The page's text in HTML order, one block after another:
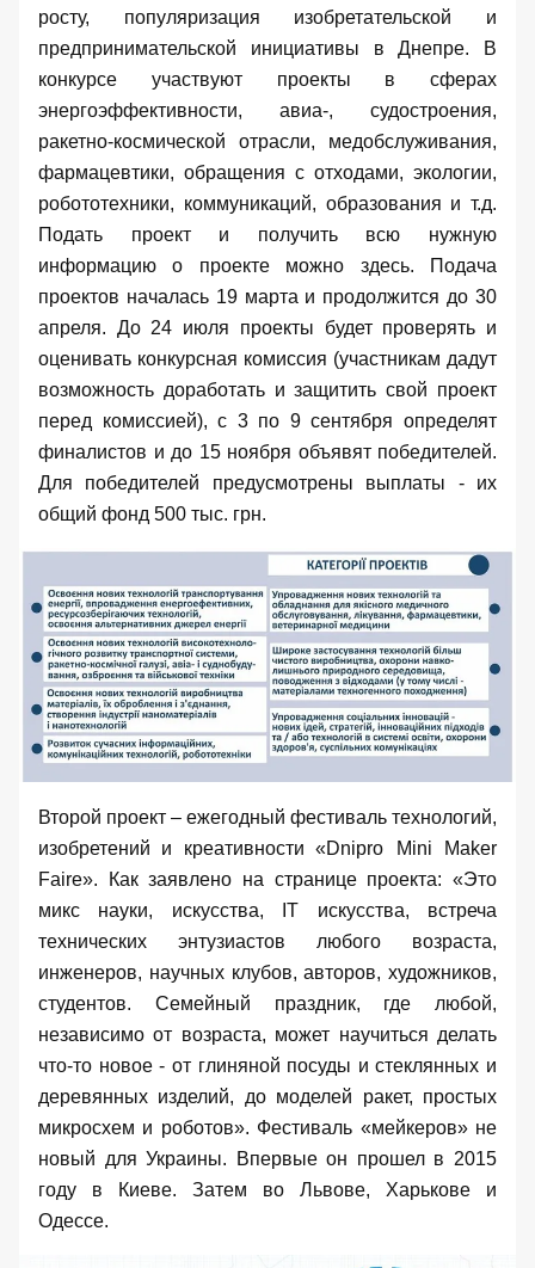
росту, популяризация изобретательской и
предпринимательской инициативы в Днепре.
В
конкурсе участвуютпроекты в сферах
энергоэффективности, авиа-, судостроения,
ракетно-космической отрасли, медобслуживания,
фармацевтики, обращения с отходами, экологии,
робототехники, коммуникаций, образования и т.д.
Подать проект и получить всю нужную
информацию о проекте можно здесь. Подача
проектов началась 19 марта и продолжится до 30
апреля. До 24 июля проекты будет проверять и
оценивать конкурсная комиссия (участникам дадут
возможность доработать и защитить свой проект
перед комиссией), с 3 по 9 сентября определят
финалистов и до 15 ноября объявят победителей.
Для победителей предусмотрены выплаты - их
общий фонд 500 тыс. грн.
Второй проект – ежегодный фестиваль технологий,
изобретений и креативности«Dnipro Mini
Maker
Faire». Как заявлено на странице проекта: «Это
микс науки, искусства, IT искусства, встреча
технических энтузиастов любого возраста,
инженеров, научных клубов, авторов, художников,
студентов. Семейный праздник, где любой,
независимо от возраста, может научиться делать
что-то новое - от глиняной посуды и стеклянных и
деревянных изделий, до моделей ракет, простых
микросхем и роботов». Фестиваль «мейкеров» не
новый для Украины. Впервые он прошел в 2015
году в Киеве. Затем во Львове, Харькове и
Одессе.